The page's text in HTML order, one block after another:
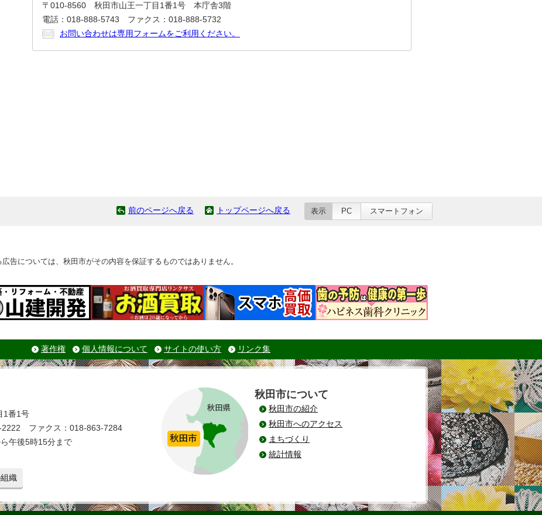
〒010-8560 秋田市山王一丁目1番1号 本庁舎3階
電話：018-888-5743 ファクス：018-888-5732
お問い合わせは専用フォームをご利用ください。
前のページへ戻る トップページへ戻る 表示 PC スマートフォン
告については、秋田市がその内容を保証するものではありません。
著作権 個人情報について サイトの使い方 リンク集
1番1号
2222 ファクス：018-863-7284
午後5時15分まで
織
秋田市について
秋田市の紹介
秋田市へのアクセス
まちづくり
統計情報